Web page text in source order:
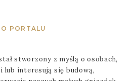
O PORTALU
stworzony z myślą o osobach,
interesują się budową,